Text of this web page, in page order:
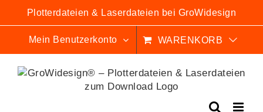
springen
Plotterdateien & Laserdateien bei GroWidesign
Mein Benutzerkonto WARENKORB